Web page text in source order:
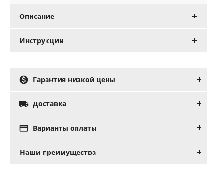
Описание
Инструкции
 Гарантия низкой цены
 Доставка
 Варианты оплаты
Наши преимущества